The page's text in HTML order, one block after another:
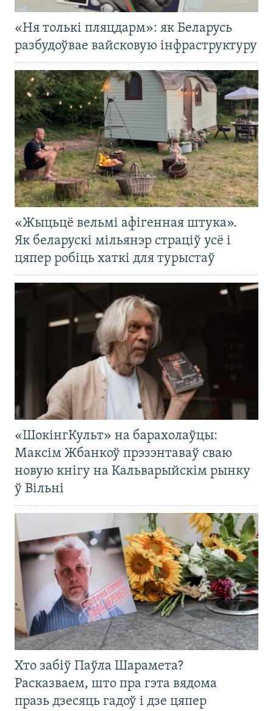
«Ня толькі пляцдарм»: як Беларусь
разбудоўвае вайсковую інфраструктуру
«Жыцьцё вельмі афігенная штука».
Як беларускі мільянэр страціў усё і
цяпер робіць хаткі для турыстаў
«ШокінгКульт» на барахолаўцы:
Максім Жбанкоў прэзэнтаваў сваю
новую кнігу на Кальварыйскім рынку
ў Вільні
Хто забіў Паўла Шарамета?
Расказваем, што пра гэта вядома
празь дзесяць гадоў і дзе цяпер